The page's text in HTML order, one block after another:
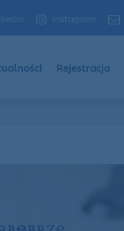
Instagram
Rejestracja